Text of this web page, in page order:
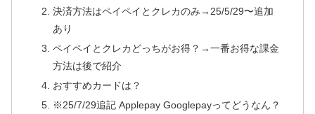
決済方法はペイペイとクレカのみ→25/5/29〜追加
あり
ペイペイとクレカどっちがお得？→一番お得な課金
方法は後で紹介
おすすめカードは？
※25/7/29追記 Applepay Googlepayってどうなん？